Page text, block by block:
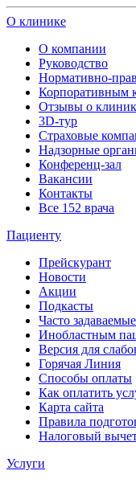
О клинике
О компании
Руководство
Нормативно-
Корпоративным
Отзывы о
3D-тур
Страховые
Надзорные
Конференц-зал
Вакансии
Контакты
Все 152 врача
Пациенту
Прейскурант
Новости
Акции
Подкасты
Часто
Инобластным
Версия для
Горячая Линия
Способы оплаты
Как оплатить
Карта сайта
Правила
Налоговый
Услуги